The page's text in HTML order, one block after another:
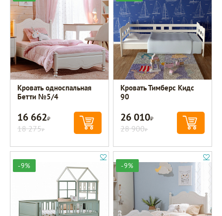
Кровать односпальная
Бетти №5/4
16 662Р
18 275Р
Кровать Тимберс Кидс
90
26 010Р
28 900Р
-9% -9%